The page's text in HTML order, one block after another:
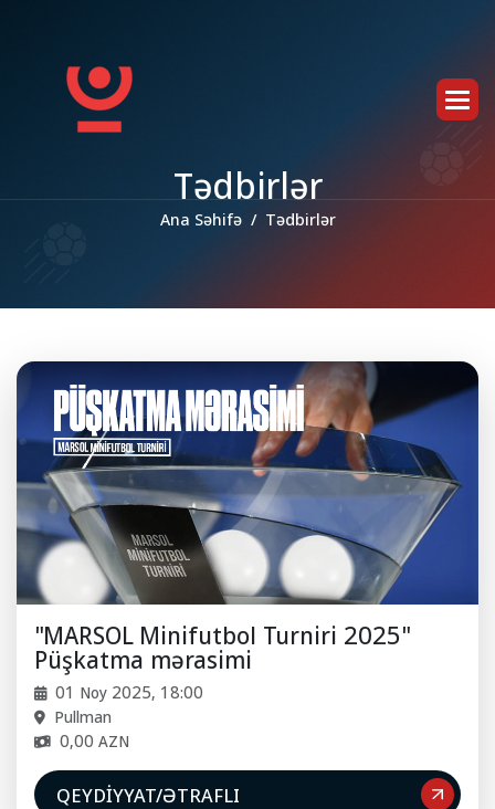
Tədbirlər
Ana Səhifə Tədbirlər
"MARSOL Minifutbol Turniri 2025"
Püşkatma mərasimi
01 Noy 2025, 18:00
Pullman
0,00 AZN
QEYDIYYAT/ƏTRAFLI